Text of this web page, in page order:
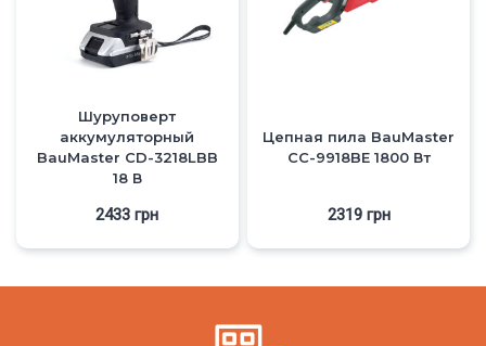
Шуруповерт
аккумуляторный
BauMaster CD-3218LBB
18 В
2433грн
Цепная пила BauMaster
CC-9918BE 1800 Вт
2319 грн